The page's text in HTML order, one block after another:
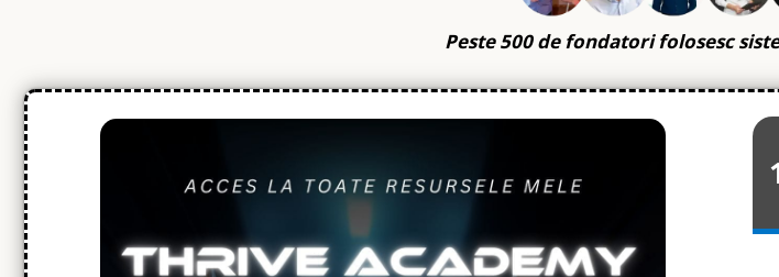
Peste 500 de fondatori folosesc